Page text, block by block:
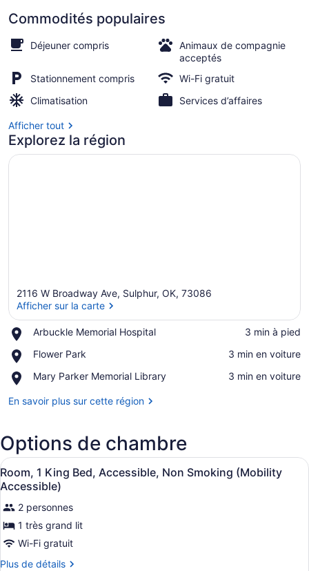
Hall
Commodités populaires
Déjeuner compris
Animaux de compagnie
acceptés
Stationnement compris
Wi-Fi gratuit
Climatisation
Services d’affaires
Afficher tout
Explorez la région
2116 W Broadway Ave, Sulphur, OK, 73086
Afficher sur la carte
Arbuckle Memorial Hospital
Place,
Memorial
‪3 min à pied‬
Flower Park
Place,
Park
‪3 min en voiture‬
Mary Parker Memorial Library
Place,
Parker
‪3 min en voiture‬
En savoir plus sur cette région
Options de chambre
Afficher
toutes
les
photos
pour
ce
type
Une chambre d’hôtel
5
Room, 1 King Bed, Accessible, Non Smoking (Mobility
Accessible)
2 personnes
1 très grand lit
Wi-Fi gratuit
Plus de détails
Plus